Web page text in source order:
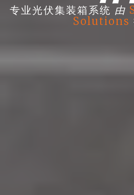
专业光伏集装箱系统 由
Solutions